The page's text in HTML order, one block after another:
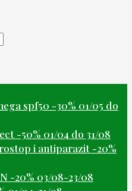
spf50 -30% 01/05 do
-50% 01/04 do 31/08
i antiparazit -20%
-20% 03/08-23/08